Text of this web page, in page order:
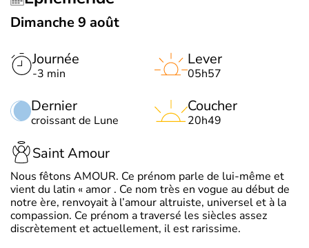
Dimanche 9 août
Journée
-3 min
Dernier
croissant de Lune
Lever
05h57
Coucher
20h49
Saint Amour
Nous fêtons AMOUR. Ce prénom parle de lui-même et
vient du latin « amor . Ce nom très en vogue au début de
notre ère, renvoyait à l’amour altruiste, universel et à la
compassion. Ce prénom a traversé les siècles assez
discrètement et actuellement, il est rarissime.